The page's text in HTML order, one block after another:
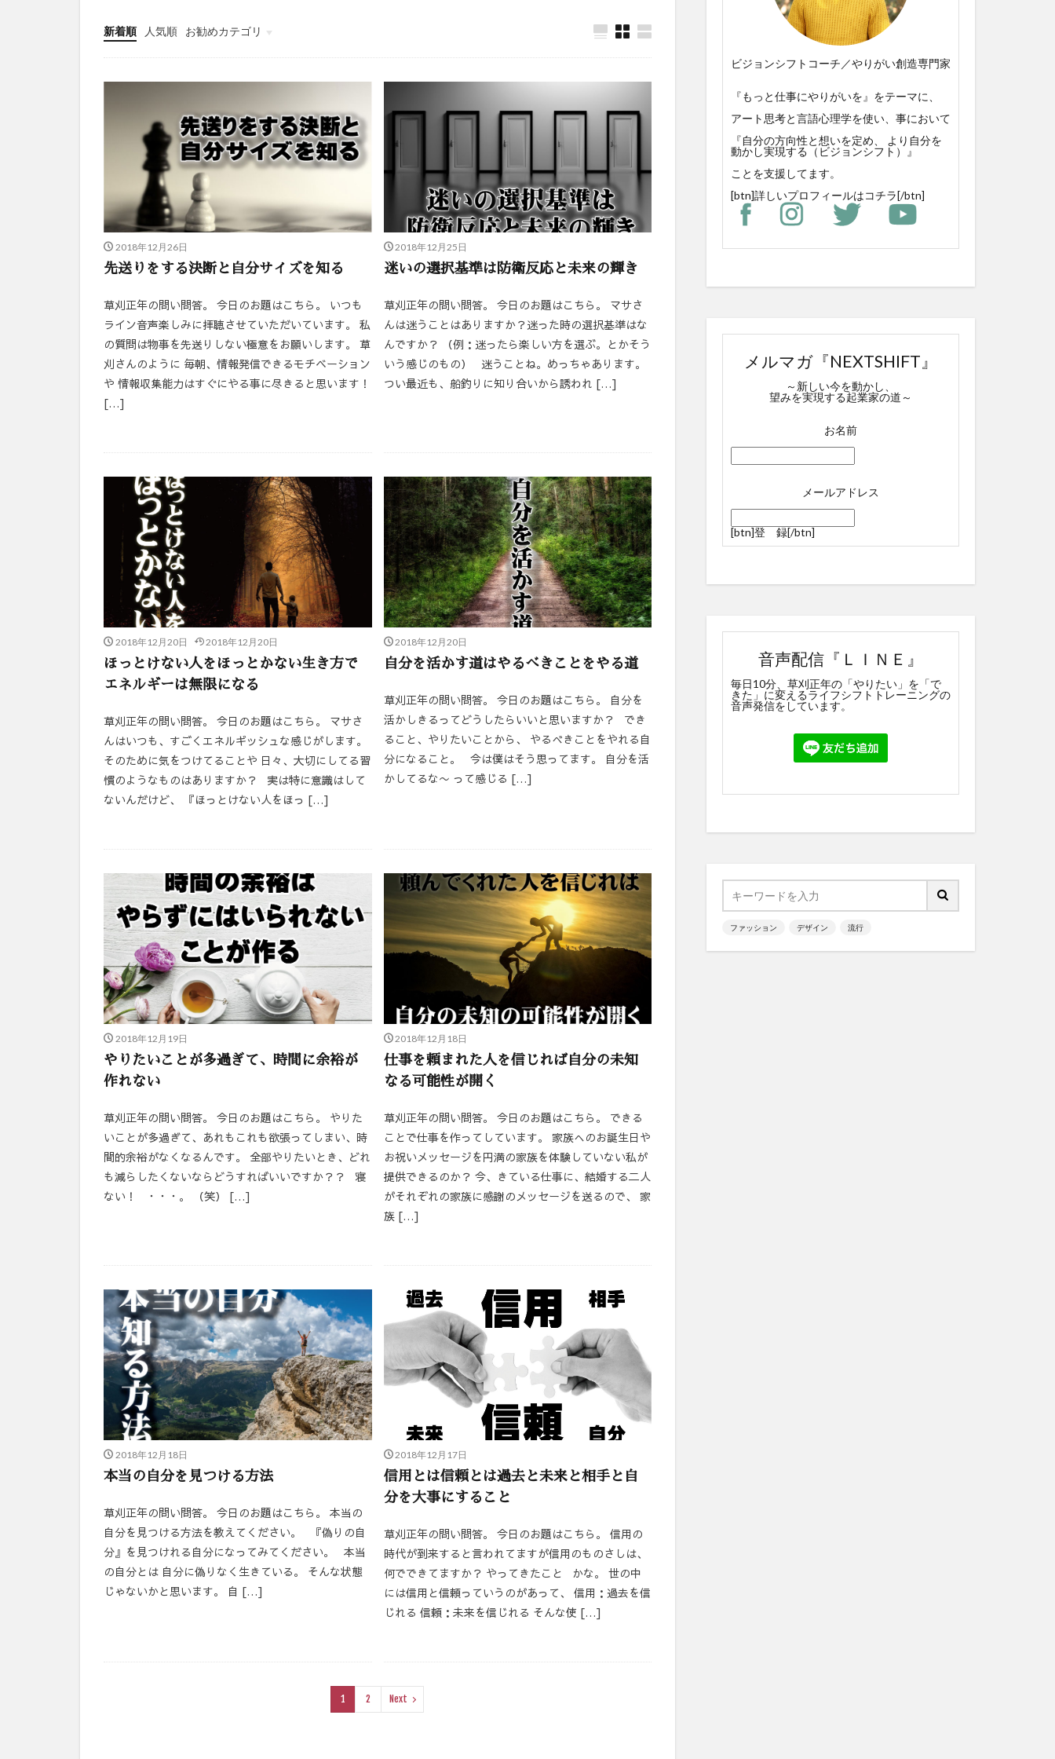
新着順 人気順
お勧めカテゴリ
ことばの力
2018年12月26日
先送りをする決断と自分サイズを知る
草刈正年の問い問答。 今日のお題はこちら。 いつも
ライン音声楽しみに拝聴させていただいています。 私
の質問は物事を先送りしない極意をお願いします。 草
刈さんのように 毎朝、情報発信できるモチベーション
や 情報収集能力はすぐにやる事に尽きると思います！
[…]
2018年12月25日
迷いの選択基準は防衛反応と未来の輝き
草刈正年の問い問答。 今日のお題はこちら。 マサさ
んは迷うことはありますか？迷った時の選択基準はな
んですか？ （例：迷ったら楽しい方を選ぶ。とかそう
いう感じのもの） 迷うことね。めっちゃあります。
つい最近も、船釣りに知り合いから誘われ […]
2018年12月20日 2018年12月20日
ほっとけない人をほっとかない生き方で
エネルギーは無限になる
草刈正年の問い問答。 今日のお題はこちら。 マサさ
んはいつも、すごくエネルギッシュな感じがします。
そのために気をつけてることや 日々、大切にしてる習
慣のようなものはありますか？ 実は特に意識はして
ないんだけど、 『ほっとけない人をほっ […]
2018年12月20日
自分を活かす道はやるべきことをやる道
草刈正年の問い問答。 今日のお題はこちら。 自分を
活かしきるってどうしたらいいと思いますか？ でき
ること、やりたいことから、 やるべきことをやれる自
分になること。 今は僕はそう思ってます。 自分を活
かしてるな〜 って感じる […]
2018年12月19日
やりたいことが多過ぎて、時間に余裕が
作れない
草刈正年の問い問答。 今日のお題はこちら。 やりた
いことが多過ぎて、あれもこれも欲張ってしまい、時
間的余裕がなくなるんです。 全部やりたいとき、どれ
も減らしたくないならどうすればいいですか？？ 寝
ない！ ・・・。 （笑） […]
2018年12月18日
仕事を頼まれた人を信じれば自分の未知
なる可能性が開く
草刈正年の問い問答。 今日のお題はこちら。 できる
ことで仕事を作ってしています。 家族へのお誕生日や
お祝いメッセージを円満の家族を体験していない私が
提供できるのか？ 今、きている仕事に、結婚する二人
がそれぞれの家族に感謝のメッセージを送るので、 家
族 […]
2018年12月18日
本当の自分を見つける方法
草刈正年の問い問答。 今日のお題はこちら。 本当の
自分を見つける方法を教えてください。 『偽りの自
分』を見つけれる自分になってみてください。 本当
の自分とは 自分に偽りなく生きている。 そんな状態
じゃないかと思います。 自 […]
2018年12月17日
信用とは信頼とは過去と未来と相手と自
分を大事にすること
草刈正年の問い問答。 今日のお題はこちら。 信用の
時代が到来すると言われてますが信用のものさしは、
何でできてますか？ やってきたこと かな。 世の中
には信用と信頼っていうのがあって、 信用：過去を信
じれる 信頼：未来を信じれる そんな使 […]
1 2 Next
ビジョンシフトコーチ／やりがい創造専門家
『もっと仕事にやりがいを』をテーマに、
アート思考と言語心理学を使い、事において
『自分の方向性と想いを定め、 より自分を
動かし実現する（ビジョンシフト）』
ことを支援してます。
[btn]詳しいプロフィールはコチラ[/btn]
メルマガ『NEXTSHIFT』
～新しい今を動かし、
望みを実現する起業家の道～
お名前
メールアドレス
[btn]登 録[/btn]
音声配信『ＬＩＮＥ』
毎日10分、草刈正年の「やりたい」を「で
きた」に変えるライフシフトトレーニングの
音声発信をしています。
ファッション デザイン 流行